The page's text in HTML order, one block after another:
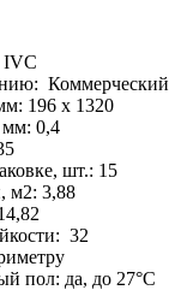
IVC
Коммерческий
196 х 1320
0,4
шт.: 15
м2: 3,88
32
пол: да, до 27°C